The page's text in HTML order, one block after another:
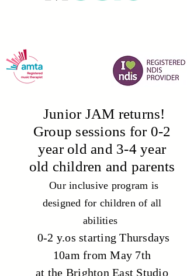
Junior JAM returns!
Group sessions for 0-2
year old and 3-4 year
old children and parents
Our inclusive program is
designed for children of all
abilities
0-2 y.os starting Thursdays
10am from May 7th
at the Brighton East Studio